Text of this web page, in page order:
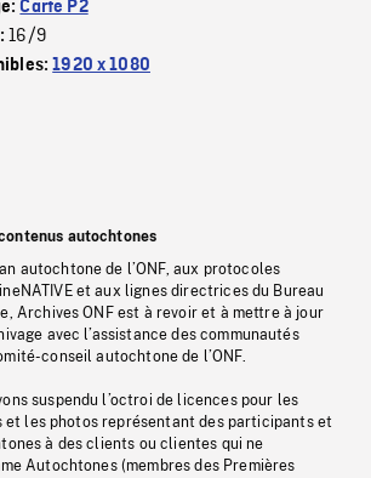
Carte P2
16/9
1920 x 1080
autochtones
autochtone de l’ONF, aux protocoles
et aux lignes directrices du Bureau
Archives ONF est à revoir et à mettre à jour
avec l’assistance des communautés
conseil autochtone de l’ONF.
suspendu l’octroi de licences pour les
les photos représentant des participants et
à des clients ou clientes qui ne
Autochtones (membres des Premières